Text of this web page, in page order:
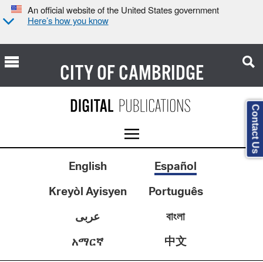
An official website of the United States government
Here’s how you know
CITY OFCAMBRIDGE
English
Español
Kreyòl Ayisyen
Português
عربى
বাংলা
አማርኛ
中文
Contact Us